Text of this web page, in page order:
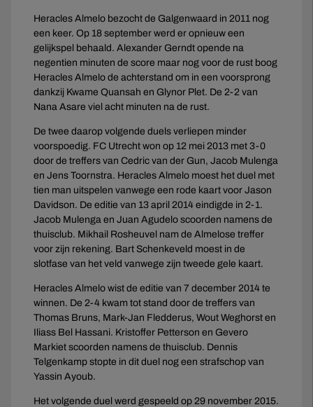
Heracles Almelo bezocht de Galgenwaard in 2011 nog
een keer. Op 18 september werd er opnieuw een
gelijkspel behaald. Alexander Gerndt opende na
negentien minuten de score maar nog voor de rust boog
Heracles Almelo de achterstand om in een voorsprong
dankzij Kwame Quansah en Glynor Plet. De 2-2 van
Nana Asare viel acht minuten na de rust.
De twee daarop volgende duels verliepen minder
voorspoedig. FC Utrecht won op 12 mei 2013 met 3-0
door de treffers van Cedric van der Gun, Jacob Mulenga
en Jens Toornstra. Heracles Almelo moest het duel met
tien man uitspelen vanwege een rode kaart voor Jason
Davidson. De editie van 13 april 2014 eindigde in 2-1.
Jacob Mulenga en Juan Agudelo scoorden namens de
thuisclub. Mikhail Rosheuvel nam de Almelose treffer
voor zijn rekening. Bart Schenkeveld moest in de
slotfase van het veld vanwege zijn tweede gele kaart.
Heracles Almelo wist de editie van 7 december 2014 te
winnen. De 2-4 kwam tot stand door de treffers van
Thomas Bruns, Mark-Jan Fledderus, Wout Weghorst en
Iliass Bel Hassani. Kristoffer Petterson en Gevero
Markiet scoorden namens de thuisclub. Dennis
Telgenkamp stopte in dit duel nog een strafschop van
Yassin Ayoub.
Het volgende duel werd gespeeld op 29 november 2015.